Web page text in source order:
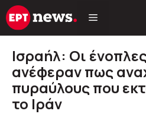
Μετάβαση
σε
Ισραήλ: Οι
ανέφεραν πως
πυραύλους που
το Ιράν